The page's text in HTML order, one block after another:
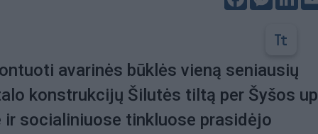
avarinės būklės vieną seniausių
konstrukcijų Šilutės tiltą per Šyšos
ir socialiniuose tinkluose prasidėjo